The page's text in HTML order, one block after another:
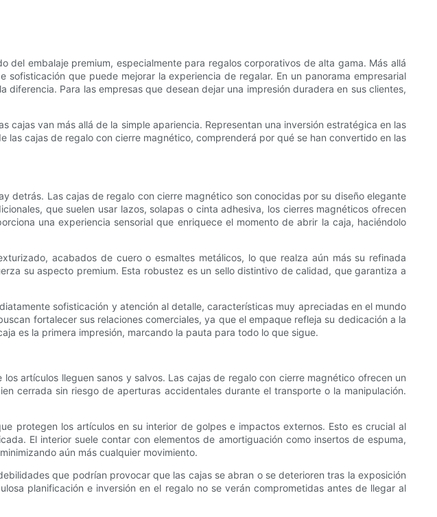
embalaje premium, especialmente para regalos corporativos de alta gama. Más allá
que puede mejorar la experiencia de regalar. En un panorama empresarial
Para las empresas que desean dejar una impresión duradera en sus clientes,
van más allá de la simple apariencia. Representan una inversión estratégica en las
cajas de regalo con cierre magnético, comprenderá por qué se han convertido en las
detrás. Las cajas de regalo con cierre magnético son conocidas por su diseño elegante
que suelen usar lazos, solapas o cinta adhesiva, los cierres magnéticos ofrecen
una experiencia sensorial que enriquece el momento de abrir la caja, haciéndolo
acabados de cuero o esmaltes metálicos, lo que realza aún más su refinada
su aspecto premium. Esta robustez es un sello distintivo de calidad, que garantiza a
sofisticación y atención al detalle, características muy apreciadas en el mundo
fortalecer sus relaciones comerciales, ya que el empaque refleja su dedicación a la
es la primera impresión, marcando la pauta para todo lo que sigue.
artículos lleguen sanos y salvos. Las cajas de regalo con cierre magnético ofrecen un
cerrada sin riesgo de aperturas accidentales durante el transporte o la manipulación.
protegen los artículos en su interior de golpes e impactos externos. Esto es crucial al
El interior suele contar con elementos de amortiguación como insertos de espuma,
aún más cualquier movimiento.
que podrían provocar que las cajas se abran o se deterioren tras la exposición
planificación e inversión en el regalo no se verán comprometidas antes de llegar al